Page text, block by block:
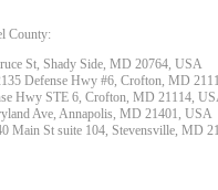
County:
St, Shady Side, MD 20764, USA
Defense Hwy #6, Crofton, MD
Hwy STE 6, Crofton, MD 21114,
Ave, Annapolis, MD 21401, USA
Main St suite 104, Stevensville, MD